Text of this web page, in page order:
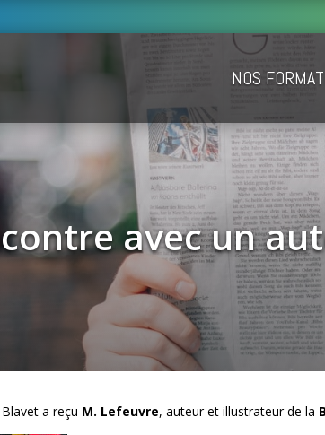
NOS
avec un
a reçu M. Lefeuvre, auteur et illustrateur de la